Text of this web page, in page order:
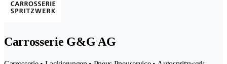
Carrosserie G&G AG